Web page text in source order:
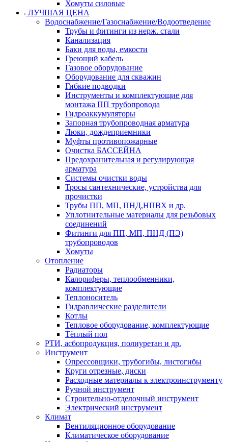
Хомуты силовые
ЛУЧШАЯ ЦЕНА
Водоснабжение/Газоснабжение/Водоотведение
Трубы и фитинги из нерж. стали
Канализация
Баки для воды, емкости
Греющий кабель
Газовое оборудование
Оборудование для скважин
Гибкие подводки
Инструменты и комплектующие для
монтажа ПП трубопровода
Гидроаккумуляторы
Запорная трубопроводная арматура
Люки, дождеприемники
Муфты противопожарные
Очистка БАССЕЙНА
Предохранительная и регулирующая
арматура
Системы очистки воды
Тросы сантехнические, устройства для
прочистки
Трубы ПП, МП, ПНД,НПВХ и др.
Уплотнительные материалы для резьбовых
соединений
Фитинги для ПП, МП, ПНД (ПЭ)
трубопроводов
Хомуты
Отопление
Радиаторы
Калориферы, теплообменники,
комплектующие
Теплоноситель
Гидравлические разделители
Котлы
Тепловое оборудование, комплектующие
Тёплый пол
РТИ, асбопродукция, полиуретан и др.
Инструмент
Опрессовщики, трубогибы, листогибы
Круги отрезные, диски
Расходные материалы к электроинструменту
Ручной инструмент
Строительно-отделочный инструмент
Электрический инструмент
Климат
Вентиляционное оборудование
Климатическое оборудование